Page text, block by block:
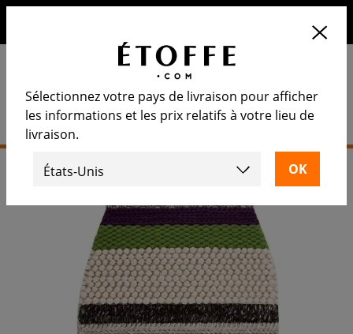
Sélectionnez votre pays de livraison pour afficher
les informations et les prix relatifs à votre lieu de
livraison.